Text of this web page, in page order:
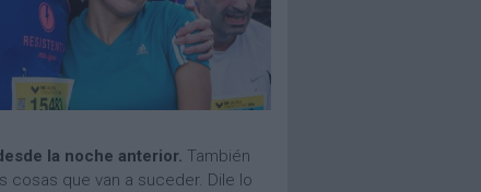
la noche anterior. También
cosas que van a suceder. Dile lo